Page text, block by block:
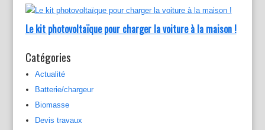
Le kit photovoltaïque pour charger la voiture à la maison !
Catégories
Actualité
Batterie/chargeur
Biomasse
Devis travaux